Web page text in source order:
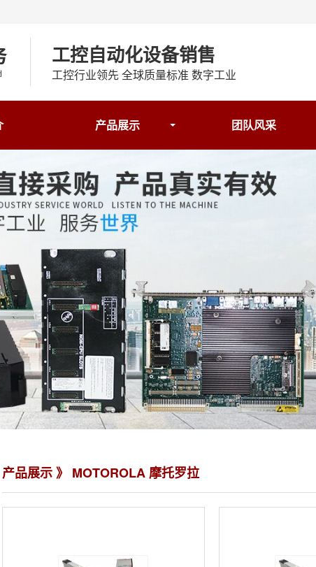
工控自动化设备销售
工控行业领先 全球质量标准 数字工业
产品展示 团队风采
产品展示 》 MOTOROLA 摩托罗拉